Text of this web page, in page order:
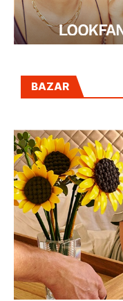
BAZAR